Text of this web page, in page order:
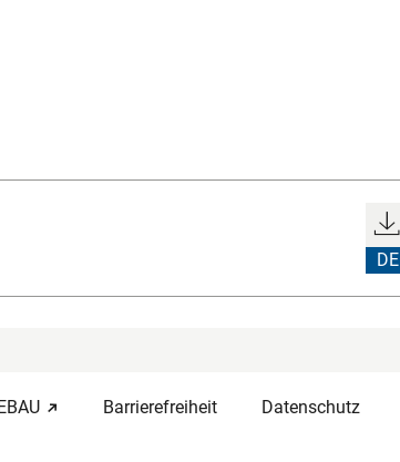
DE
Barrierefreiheit Datenschutz